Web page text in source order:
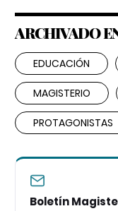
ARCHIVADO
EDUCACIÓN
MAGISTERIO
PROTAGONISTAS
Boletín